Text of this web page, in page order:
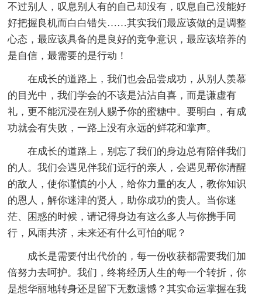
不过别人，叹息别人有的自己却没有，叹息自己没能好
好把握良机而白白错失……其实我们最应该做的是调整
心态，最应该具备的是良好的竞争意识，最应该培养的
是自信，最需要的是行动！
在成长的道路上，我们也会品尝成功，从别人羡慕
的目光中，我们学会的不该是沾沾自喜，而是谦虚有
礼，更不能沉浸在别人赐予你的蜜糖中。要明白，有成
功就会有失败，一路上没有永远的鲜花和掌声。
在成长的道路上，别忘了我们的身边总有陪伴我们
的人。我们会遇见伴我们远行的亲人，会遇见帮你清醒
的敌人，使你谨慎的小人，给你力量的友人，教你知识
的恩人，解你迷津的贤人，助你成功的贵人。当你迷
茫、困惑的时候，请记得身边有这么多人与你携手同
行，风雨共济，未来还有什么可怕的呢？
成长是需要付出代价的，每一份收获都需要我们加
倍努力去呵护。我们，终将经历人生的每一个转折，你
是想华丽地转身还是留下无数遗憾？其实命运掌握在我